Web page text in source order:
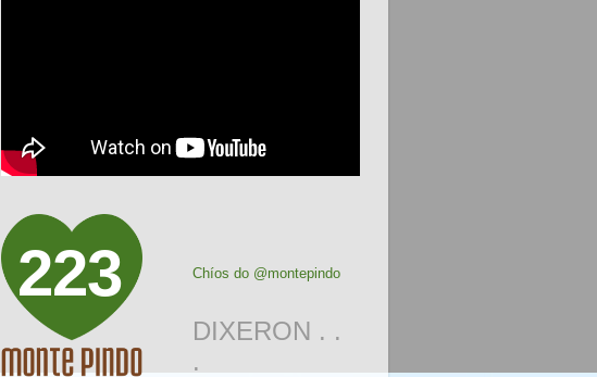
223 Chíos do @montepindo
DIXERON . .
.